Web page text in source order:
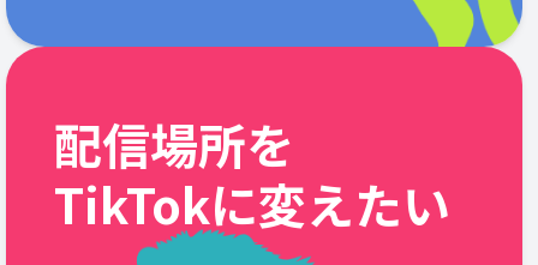
配信場所を
TikTokに変えたい